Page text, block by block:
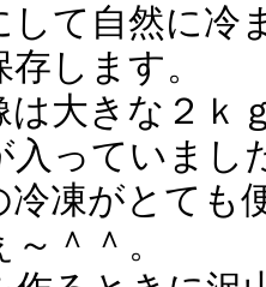
して自然に冷
します。
は大きな２ｋ
入っていまし
冷凍がとても
＾＾。